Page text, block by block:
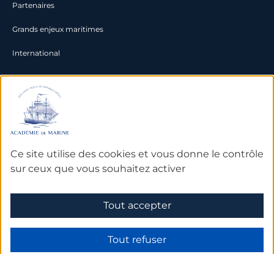
Ce site utilise des cookies et vous donne le contrôle
sur ceux que vous souhaitez activer
Tout accepter
Tout refuser
Partenaires
Grands enjeux maritimes
International
Documentation
Archives
données